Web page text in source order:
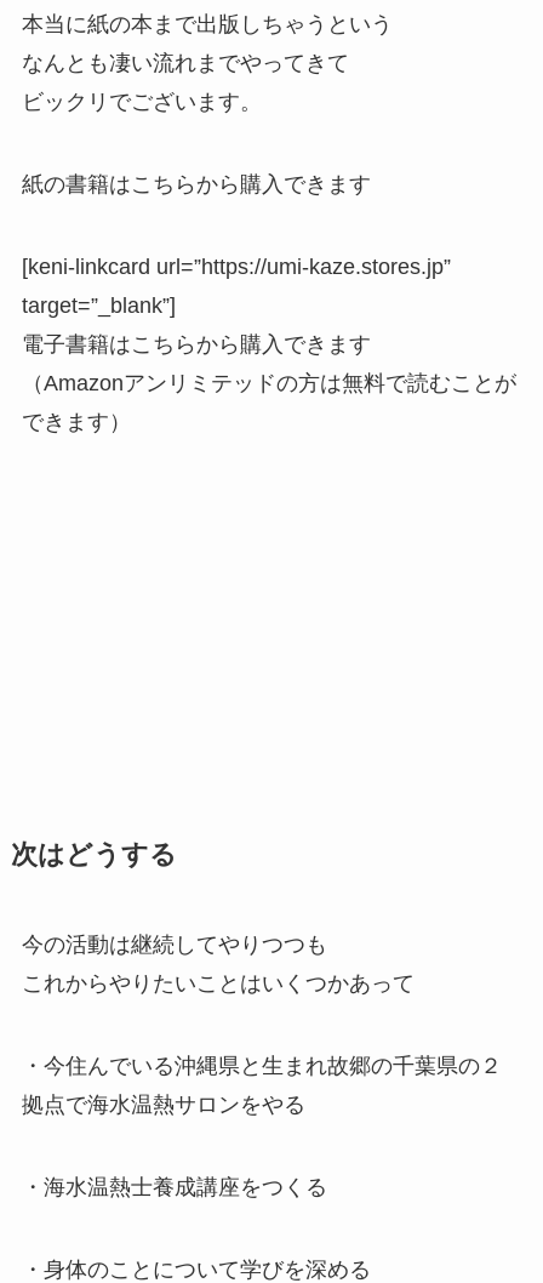
本当に紙の本まで出版しちゃうという
なんとも凄い流れまでやってきて
ビックリでございます。
紙の書籍はこちらから購入できます
[keni-linkcard url=”https://umi-kaze.stores.jp”
target=”_blank”]
電子書籍はこちらから購入できます
（Amazonアンリミテッドの方は無料で読むことが
できます）
次はどうする
今の活動は継続してやりつつも
これからやりたいことはいくつかあって
・今住んでいる沖縄県と生まれ故郷の千葉県の２
拠点で海水温熱サロンをやる
・海水温熱士養成講座をつくる
・身体のことについて学びを深める